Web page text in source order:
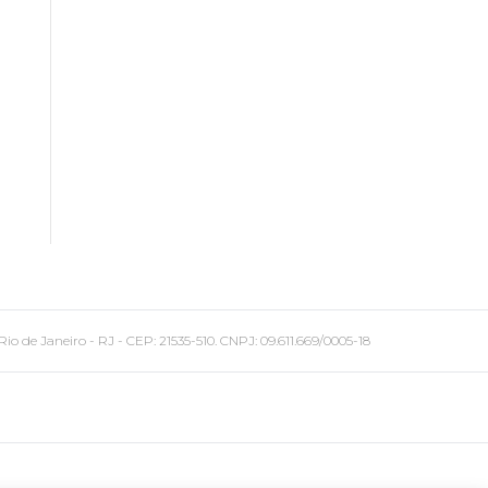
Janeiro - RJ - CEP: 21535-510. CNPJ: 09.611.669/0005-18